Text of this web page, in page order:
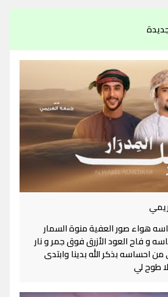
هواء صور العفية منوة السمار
و فاح العود الأزرق فوق جمر و نار
احساسه بذكر الله بدينا وابتدى
طوح لي